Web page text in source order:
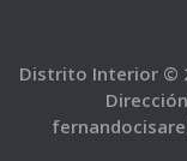
Distrito Interior ©